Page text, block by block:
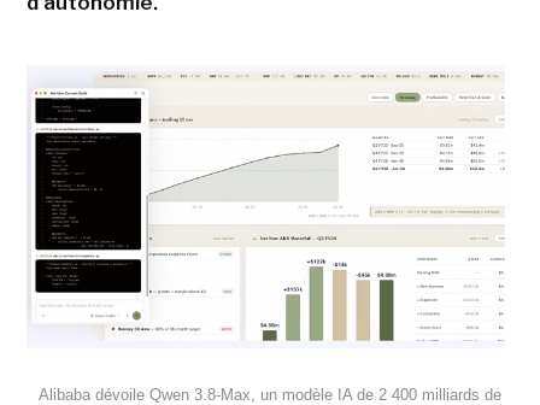
Alibaba dévoile Qwen 3.8-Max, un modèle IA de 2 400 milliards de